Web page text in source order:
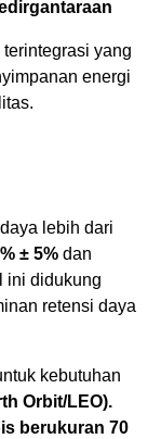
yang
energi
lebih dari
± 5% dan
ini didukung
retensi daya
kebutuhan
Orbit/LEO).
berukuran 70